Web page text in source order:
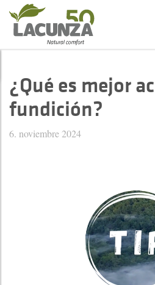
¿Qué es mejor
fundición?
6. noviembre 2024